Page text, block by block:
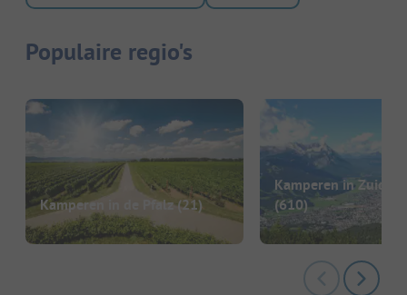
Populaire regio's
Kamperen in de Pfalz(21)
Kamperen in Zuid-
(610)